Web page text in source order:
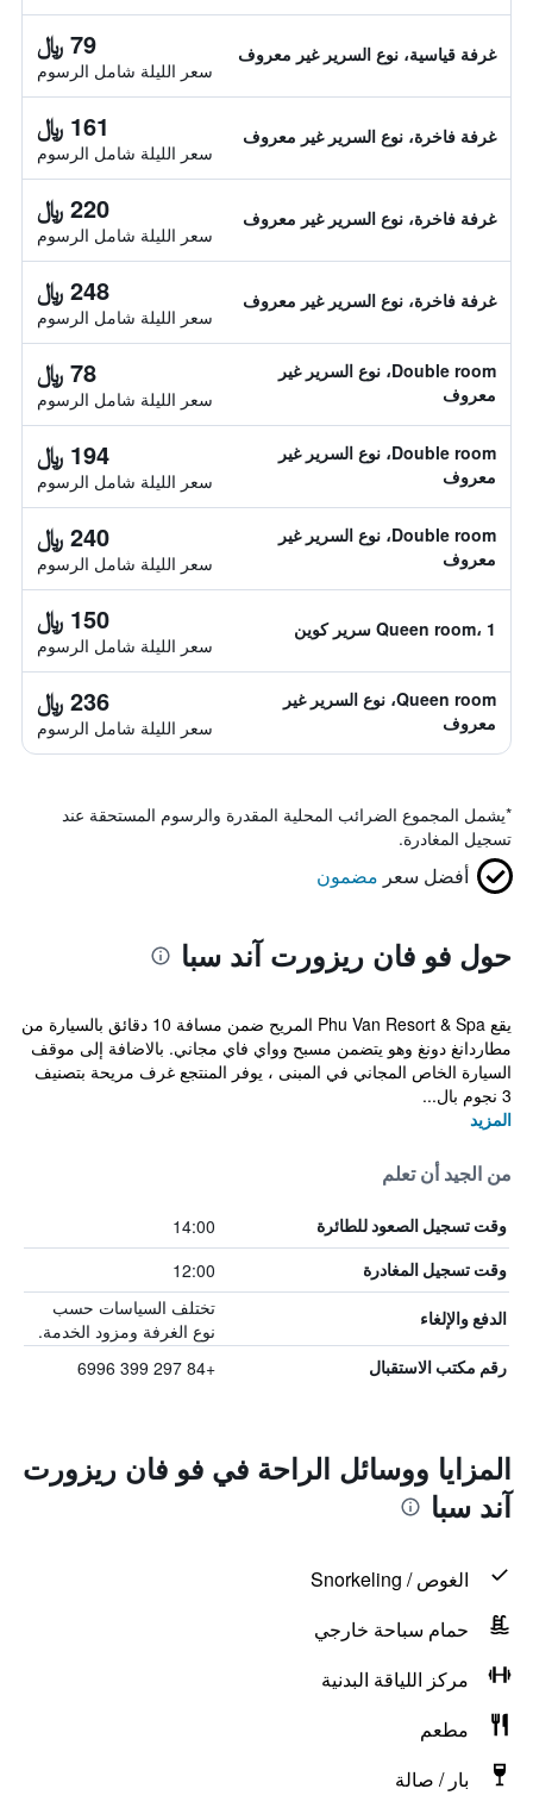
غرفة قياسية، نوع السرير غير معروف 79 ﷼
سعر الليلة شامل الرسوم
غرفة فاخرة، نوع السرير غير معروف 161 ﷼
سعر الليلة شامل الرسوم
غرفة فاخرة، نوع السرير غير معروف 220 ﷼
سعر الليلة شامل الرسوم
غرفة فاخرة، نوع السرير غير معروف 248 ﷼
سعر الليلة شامل الرسوم
Double room، نوع السرير غير
معروف
78 ﷼
سعر الليلة شامل الرسوم
Double room، نوع السرير غير
معروف
194 ﷼
سعر الليلة شامل الرسوم
Double room، نوع السرير غير
معروف
240 ﷼
سعر الليلة شامل الرسوم
Queen room، 1 سرير كوين 150 ﷼
سعر الليلة شامل الرسوم
Queen room، نوع السرير غير
معروف
236 ﷼
سعر الليلة شامل الرسوم
*يشمل المجموع الضرائب المحلية المقدرة والرسوم المستحقة عند
تسجيل المغادرة.
أفضل سعر مضمون
حول فو فان ريزورت آند سبا
يقع Phu Van Resort & Spa المريح ضمن مسافة 10 دقائق بالسيارة من
مطاردانغ دونغ وهو يتضمن مسبح وواي فاي مجاني. بالاضافة إلى موقف
السيارة الخاص المجاني في المبنى ، يوفر المنتجع غرف مريحة بتصنيف
3 نجوم بال...
المزيد
من الجيد أن تعلم
وقت تسجيل الصعود للطائرة 14:00
وقت تسجيل المغادرة 12:00
الدفع والإلغاء
تختلف السياسات حسب
نوع الغرفة ومزود الخدمة.
رقم مكتب الاستقبال +84 297 399 6996
المزايا ووسائل الراحة في فو فان ريزورت
آند سبا
الغوص / Snorkeling
حمام سباحة خارجي
مركز اللياقة البدنية
مطعم
بار / صالة